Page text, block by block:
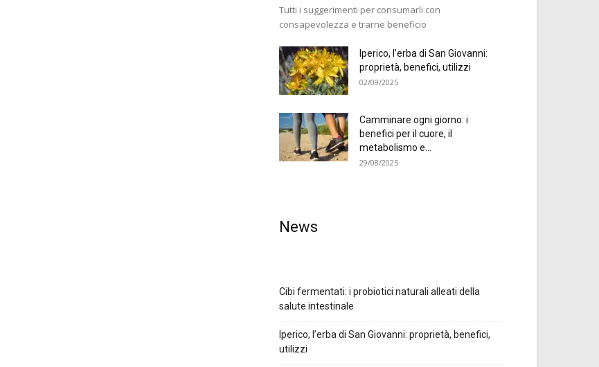
Tutti i suggerimenti per consumarli con
consapevolezza e trarne beneficio
Iperico, l’erba di San Giovanni:
proprietà, benefici, utilizzi
02/09/2025
Camminare ogni giorno: i
benefici per il cuore, il
metabolismo e...
29/08/2025
News
Cibi fermentati: i probiotici naturali alleati della
salute intestinale
Iperico, l’erba di San Giovanni: proprietà, benefici,
utilizzi